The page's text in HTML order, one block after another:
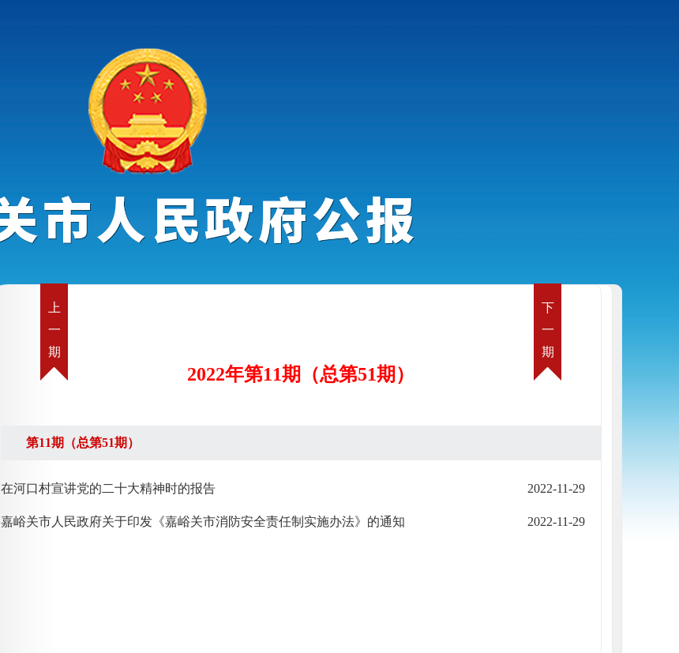
2022年第11期（总第51期）
上
一
期
下
一
期
第11期（总第51期）
在河口村宣讲党的二十大精神时的报告 2022-11-29
嘉峪关市人民政府关于印发《嘉峪关市消防安全责任制实施办法》的通知 2022-11-29